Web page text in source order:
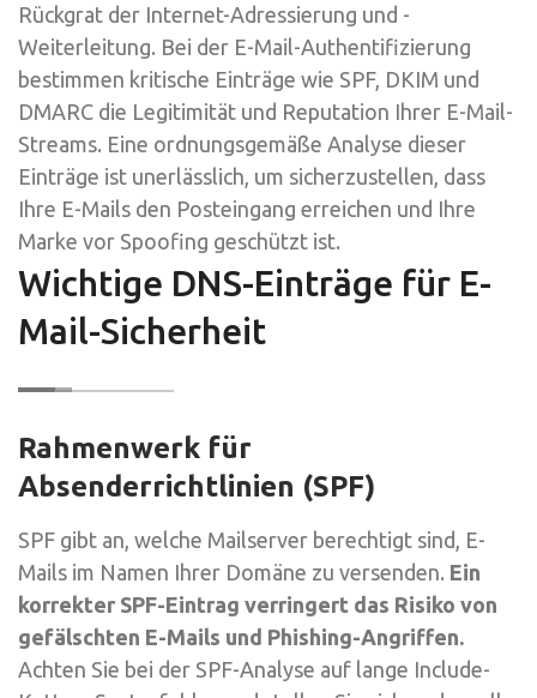
Rückgrat der Internet-Adressierung und -
Weiterleitung. Bei der E-Mail-Authentifizierung
bestimmen kritische Einträge wie SPF, DKIM und
DMARC die Legitimität und Reputation Ihrer E-Mail-
Streams. Eine ordnungsgemäße Analyse dieser
Einträge ist unerlässlich, um sicherzustellen, dass
Ihre E-Mails den Posteingang erreichen und Ihre
Marke vor Spoofing geschützt ist.
Wichtige DNS-Einträge für E-
Mail-Sicherheit
Rahmenwerk für
Absenderrichtlinien (SPF)
SPF gibt an, welche Mailserver berechtigt sind, E-
Mails im Namen Ihrer Domäne zu versenden. Ein
korrekter SPF-Eintrag verringert das Risiko von
gefälschten E-Mails und Phishing-Angriffen.
Achten Sie bei der SPF-Analyse auf lange Include-